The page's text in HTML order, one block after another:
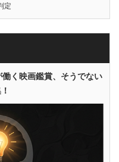
定
働く映画鑑賞、そうでない